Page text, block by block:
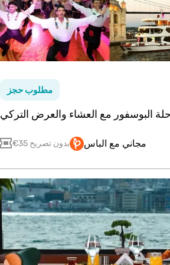
مطلوب حجز
البوسفور مع العشاء والعرض التركي
€35 بدون تصريح مجاني مع الباس